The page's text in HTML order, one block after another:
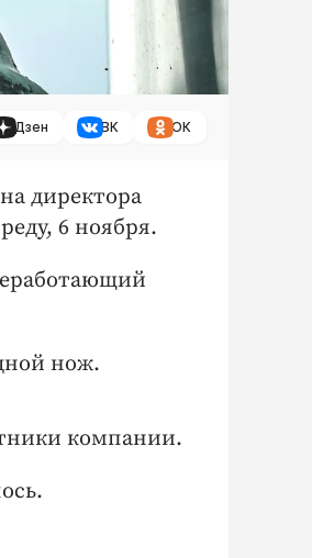
Дзен ВК ОК
директора
6 ноября.
нож.
компании.